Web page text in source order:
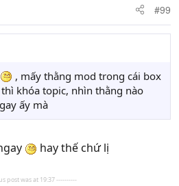
#99
, mấy thằng mod trong cái box
khóa topic, nhìn thằng nào
ấy mà
hay thế chứ lị
post was at 19:37 ----------